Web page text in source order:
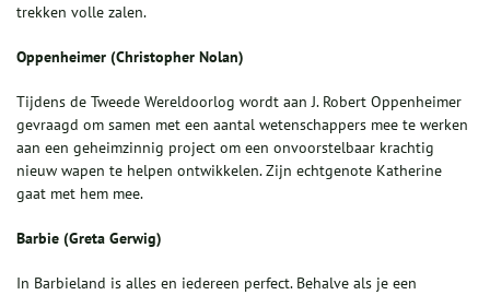
trekken volle zalen.
Oppenheimer (Christopher Nolan)
Tijdens de Tweede Wereldoorlog wordt aan J. Robert Oppenheimer
gevraagd om samen met een aantal wetenschappers mee te werken
aan een geheimzinnig project om een onvoorstelbaar krachtig
nieuw wapen te helpen ontwikkelen. Zijn echtgenote Katherine
gaat met hem mee.
Barbie (Greta Gerwig)
In Barbieland is alles en iedereen perfect. Behalve als je een